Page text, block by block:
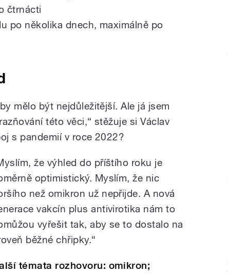
čtrnácti
po několika dnech, maximálně po
mělo být nejdůležitější. Ale já jsem
této věci,“ stěžuje si Václav
s pandemií v roce 2022?
že výhled do příštího roku je
optimistický. Myslím, že nic
než omikron už nepřijde. A nová
vakcín plus antivirotika nám to
vyřešit tak, aby se to dostalo na
běžné chřipky.“
témata rozhovoru: omikron;